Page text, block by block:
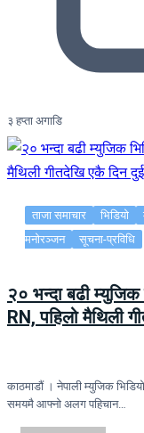
३ हप्ता अगाडि
ताजा समाचार भिडियो
मनोरञ्जन
सूचना-प्रविधि
२० भन्दा बढी
RN, पहिलो मैथिली
काठमाडौं । नेपाली म्युजिक
समयमै आफ्नो अलग पहिचान…